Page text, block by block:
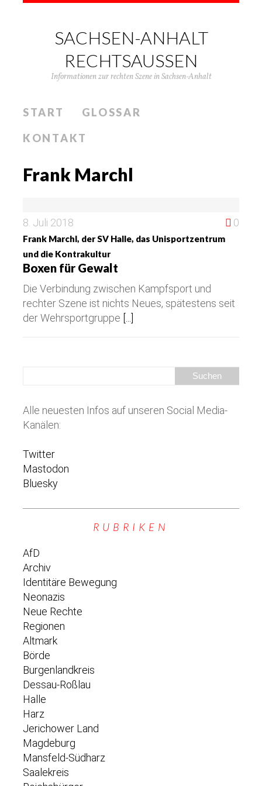
SACHSEN-ANHALT
RECHTSAUSSEN
Informationen zur rechten Szene in Sachsen-Anhalt
START
GLOSSAR
KONTAKT
Frank Marchl
8. Juli 2018 0
Frank Marchl, der SV Halle, das Unisportzentrum
und die Kontrakultur
Boxen für Gewalt
Die Verbindung zwischen Kampfsport und
rechter Szene ist nichts Neues, spätestens seit
der Wehrsportgruppe
Alle neuesten Infos auf unseren Social Media-
Kanälen:
Twitter
Mastodon
Bluesky
RUBRIKEN
AfD
Archiv
Identitäre Bewegung
Neonazis
Neue Rechte
Regionen
Altmark
Börde
Burgenlandkreis
Dessau-Roßlau
Halle
Harz
Jerichower Land
Magdeburg
Mansfeld-Südharz
Saalekreis